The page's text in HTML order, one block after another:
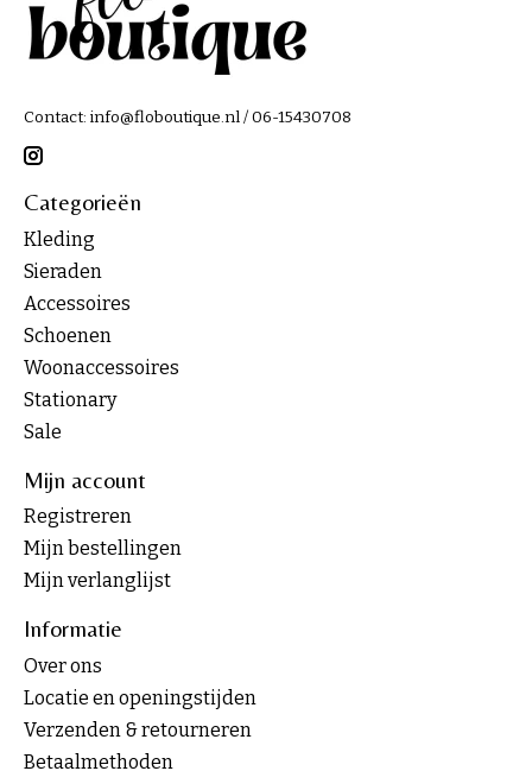
Contact: info@floboutique.nl/ 06-15430708
Categorieën
Kleding
Sieraden
Accessoires
Schoenen
Woonaccessoires
Stationary
Sale
Mijn account
Registreren
Mijn bestellingen
Mijn verlanglijst
Informatie
Over ons
Locatie en openingstijden
Verzenden & retourneren
Betaalmethoden